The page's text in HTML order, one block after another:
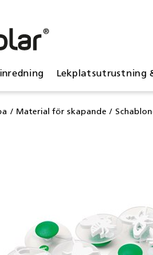
Lekplatsutrustning
Material för skapande